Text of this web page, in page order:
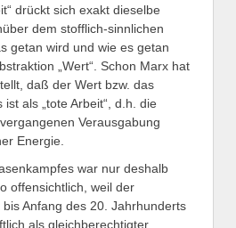
drückt sich exakt dieselbe
dem stofflich-sinnlichen
getan wird und wie es getan
„Wert“. Schon Marx hat
daß der Wert bzw. das
als „tote Arbeit“, d.h. die
Verausgabung
Energie.
war nur deshalb
offensichtlich, weil der
Anfang des 20. Jahrhunderts
als gleichberechtigter